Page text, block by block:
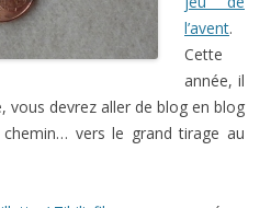
l’avent.
Cette
année, il
vous devrez aller de blog en blog
vers le grand tirage au